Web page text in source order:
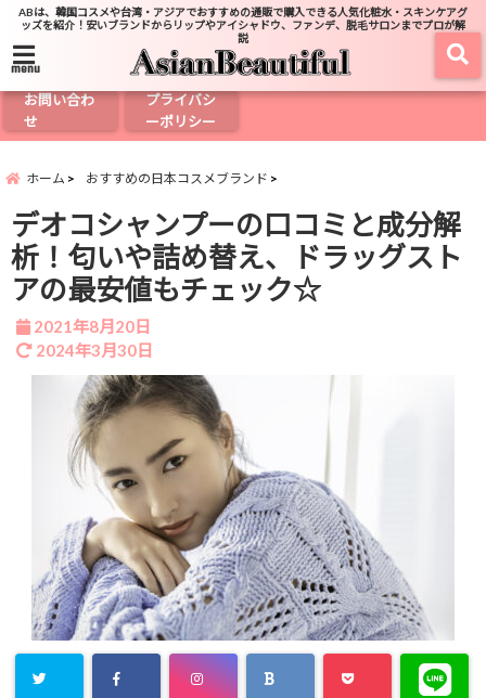
ABは、韓国コスメや台湾・アジアでおすすめの通販で購入できる人気化粧水・スキンケアグ
ッズを紹介！安いブランドからリップやアイシャドウ、ファンデ、脱毛サロンまでプロが解
説
menu
お問い合わ
せ
プライバシ
ーポリシー
ホーム おすすめの日本コスメブランド
デオコシャンプーの口コミと成分解
析！匂いや詰め替え、ドラッグスト
アの最安値もチェック☆
2021年8月20日
2024年3月30日